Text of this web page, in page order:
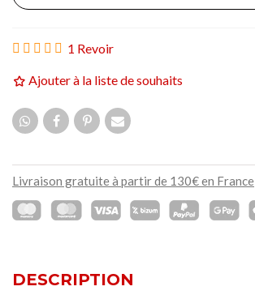
1 Revoir
Ajouter à la liste de souhaits
Livraison gratuite à partir de 130€ en France
DESCRIPTION